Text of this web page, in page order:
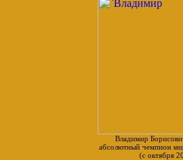
Владимир
абсолютный чемпион
(с октября